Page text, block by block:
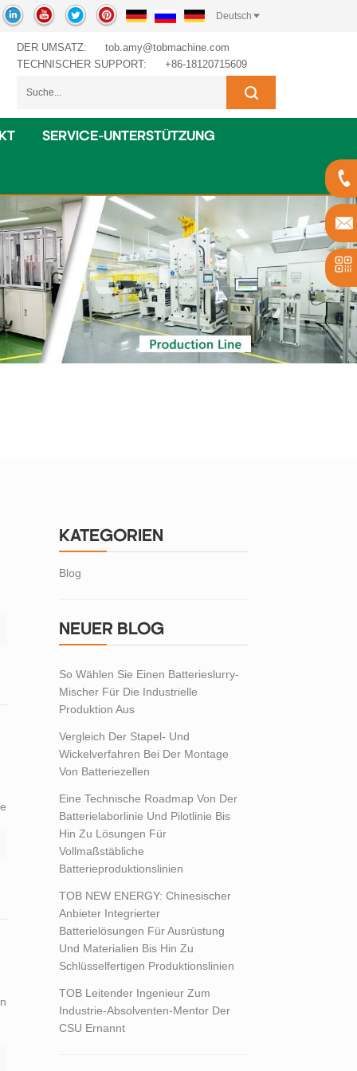
Deutsch
DER UMSATZ:
tob.amy@tobmachine.com
TECHNISCHER SUPPORT:
+86-18120715609
SERVICE-UNTERSTÜTZUNG
KATEGORIEN
Blog
NEUER BLOG
So Wählen Sie Einen Batterieslurry-
Mischer Für Die Industrielle
Produktion Aus
Vergleich Der Stapel- Und
Wickelverfahren Bei Der Montage
Von Batteriezellen
Eine Technische Roadmap Von Der
Batterielaborlinie Und Pilotlinie Bis
Hin Zu Lösungen Für
Vollmaßstäbliche
Batterieproduktionslinien
TOB NEW ENERGY: Chinesischer
Anbieter Integrierter
Batterielösungen Für Ausrüstung
Und Materialien Bis Hin Zu
Schlüsselfertigen Produktionslinien
TOB Leitender Ingenieur Zum
Industrie-Absolventen-Mentor Der
CSU Ernannt